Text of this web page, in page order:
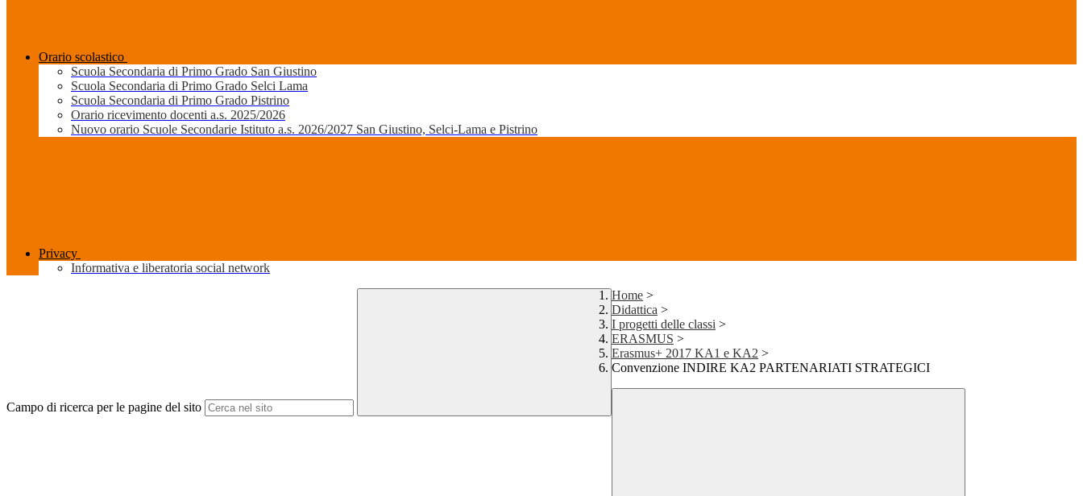
Orario scolastico
Scuola Secondaria di Primo Grado San Giustino
Scuola Secondaria di Primo Grado Selci Lama
Scuola Secondaria di Primo Grado Pistrino
Orario ricevimento docenti a.s. 2025/2026
Nuovo orario Scuole Secondarie Istituto a.s. 2026/2027 San Giustino, Selci-Lama e Pistrino
Privacy
Informativa e liberatoria social network
Campo di ricerca per le pagine del sito
Home >
Didattica >
I progetti delle classi >
ERASMUS >
Erasmus+ 2017 KA1 e KA2 >
Convenzione INDIRE KA2 PARTENARIATI STRATEGICI